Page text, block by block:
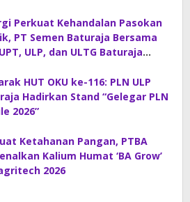
Perkuat Kehandalan Pasokan
PT Semen Baturaja Bersama
ULP, dan ULTG Baturaja
HUT OKU ke-116: PLN ULP
Hadirkan Stand “Gelegar PLN
2026”
Ketahanan Pangan, PTBA
Kalium Humat ‘BA Grow’
2026